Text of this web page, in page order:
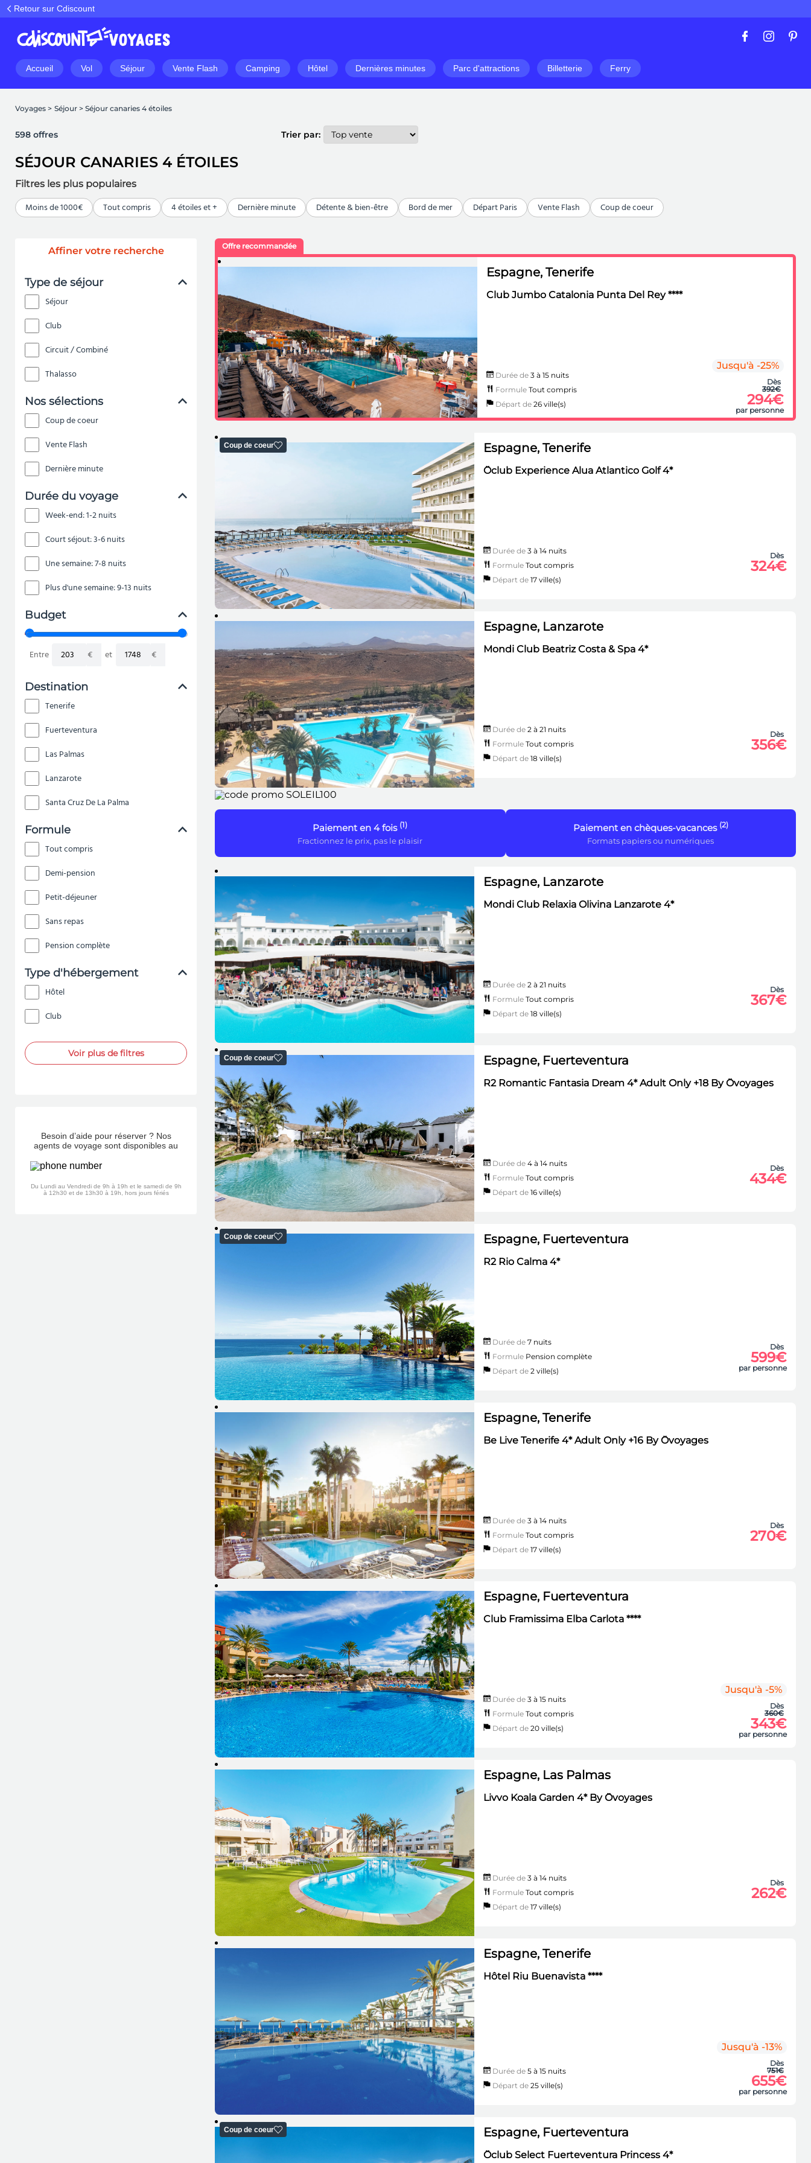
Retour sur Cdiscount
Accueil Vol Séjour Vente Flash Camping Hôtel Dernières minutes Parc d'attractions Billetterie Ferry
Voyages > Séjour > Séjour canaries 4 étoiles
598 offres Trier par:
SÉJOUR CANARIES 4 ÉTOILES
Filtres les plus populaires
Moins de 1000€ Tout compris 4 étoiles et + Dernière minute Détente & bien-être Bord de mer Départ Paris Vente Flash Coup de coeur
Affiner votre recherche
Type de séjour
Séjour
Club
Circuit / Combiné
Thalasso
Nos sélections
Coup de coeur
Vente Flash
Dernière minute
Durée du voyage
Week-end: 1-2 nuits
Court séjout: 3-6 nuits
Une semaine: 7-8 nuits
Plus d'une semaine: 9-13 nuits
Budget
Entre € et €
Destination
Tenerife
Fuerteventura
Las Palmas
Lanzarote
Santa Cruz De La Palma
Formule
Tout compris
Demi-pension
Petit-déjeuner
Sans repas
Pension complète
Type d'hébergement
Hôtel
Club
Voir plus de filtres
Besoin d’aide pour réserver ? Nos
agents de voyage sont disponibles au
Du Lundi au Vendredi de 9h à 19h et le samedi de 9h
à 12h30 et de 13h30 à 19h, hors jours fériés
Offre recommandée
Espagne, Tenerife
Club Jumbo Catalonia Punta Del Rey ****
Durée de 3 à 15 nuits
Formule Tout compris
Départ de 26 ville(s)
Jusqu'à -25%
Dès
392€
294€
par personne
Coup de coeur Espagne, Tenerife
Ôclub Experience Alua Atlantico Golf 4*
Durée de 3 à 14 nuits
Formule Tout compris
Départ de 17 ville(s)
Dès
324€
Espagne, Lanzarote
Mondi Club Beatriz Costa & Spa 4*
Durée de 2 à 21 nuits
Formule Tout compris
Départ de 18 ville(s)
Dès
356€
Paiement en 4 fois (1)
Fractionnez le prix, pas le plaisir
Paiement en chèques-vacances (2)
Formats papiers ou numériques
Espagne, Lanzarote
Mondi Club Relaxia Olivina Lanzarote 4*
Durée de 2 à 21 nuits
Formule Tout compris
Départ de 18 ville(s)
Dès
367€
Coup de coeur Espagne, Fuerteventura
R2 Romantic Fantasia Dream 4* Adult Only +18 By Ôvoyages
Durée de 4 à 14 nuits
Formule Tout compris
Départ de 16 ville(s)
Dès
434€
Coup de coeur Espagne, Fuerteventura
R2 Rio Calma 4*
Durée de 7 nuits
Formule Pension complète
Départ de 2 ville(s)
Dès
599€
par personne
Espagne, Tenerife
Be Live Tenerife 4* Adult Only +16 By Ôvoyages
Durée de 3 à 14 nuits
Formule Tout compris
Départ de 17 ville(s)
Dès
270€
Espagne, Fuerteventura
Club Framissima Elba Carlota ****
Durée de 3 à 15 nuits
Formule Tout compris
Départ de 20 ville(s)
Jusqu'à -5%
Dès
360€
343€
par personne
Espagne, Las Palmas
Livvo Koala Garden 4* By Ôvoyages
Durée de 3 à 14 nuits
Formule Tout compris
Départ de 17 ville(s)
Dès
262€
Espagne, Tenerife
Hôtel Riu Buenavista ****
Durée de 5 à 15 nuits
Départ de 25 ville(s)
Jusqu'à -13%
Dès
751€
655€
par personne
Coup de coeur Espagne, Fuerteventura
Ôclub Select Fuerteventura Princess 4*